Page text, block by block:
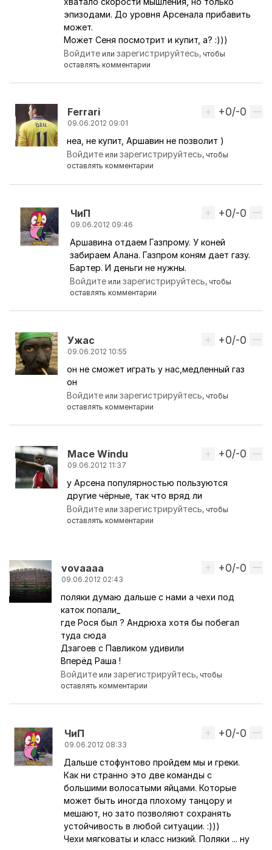
эпизодами. До уровня Арсенала прибавить
может.
Может Сеня посмотрит и купит, а? :)))
Войдите илизарегистрируйтесь, чтобы
оставлять комментарии
Ferrari
09.06.2012 09:01
Ответ на комментарий пользователяЧиП
Вверх
+0/-0
неа, не купит, Аршавин не позволит )
Войдите илизарегистрируйтесь, чтобы
оставлять комментарии
ЧиП
09.06.2012 09:46
Ответ на комментарий пользователяFerrari
Вверх
+0/-0
Аршавина отдаем Газпрому. У коней
забираем Алана. Газпром коням дает газу.
Бартер. И деньги не нужны.
Войдите илизарегистрируйтесь, чтобы
оставлять комментарии
Ужас
09.06.2012 10:55
Ответ на комментарий пользователя
Вверх
+0/-0
он не сможет играть у нас,медленный газ
он
Войдите илизарегистрируйтесь, чтобы
оставлять комментарии
Mace Windu
09.06.2012 11:37
Ответ на комментарий пользователя
Вверх
+0/-0
у Арсена популярностью пользуются
другие чёрные, так что вряд ли
Войдите илизарегистрируйтесь, чтобы
оставлять комментарии
vovaaaa
09.06.2012 02:43
Вверх
+0/-0
поляки думаю дальше с нами а чехи под
каток попали_
где Рося был ? Андрюха хотя бы побегал
туда сюда
Дзагоев с Павликом удивили
Вперёд Раша !
Войдите илизарегистрируйтесь, чтобы
оставлять комментарии
ЧиП
09.06.2012 08:33
Ответ на комментарий пользователяvovaaaa
Вверх
+0/-0
Дальше стофунтово пройдем мы и греки.
Как ни странно это две команды с
большими волосатыми яйцами. Которые
может быть иногда плохому танцору и
мешают, но зато позволяют сохранять
устойчивость в любой ситуации. :)))
Чехи мягковаты и класс низкий. Поляки ... ну